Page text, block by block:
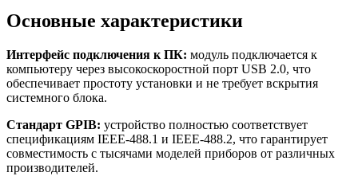
Основные характеристики
Интерфейс подключения к ПК: модуль подключается к
компьютеру через высокоскоростной порт USB 2.0, что
обеспечивает простоту установки и не требует вскрытия
системного блока.
Стандарт GPIB: устройство полностью соответствует
спецификациям IEEE-488.1 и IEEE-488.2, что гарантирует
совместимость с тысячами моделей приборов от различных
производителей.